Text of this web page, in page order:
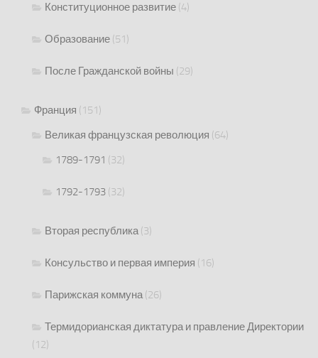
Конституционное развитие (4)
Образование (51)
После Гражданской войны (29)
Франция (151)
Великая французская революция (64)
1789-1791 (32)
1792-1793 (32)
Вторая республика(3)
Консульство и первая империя (16)
Парижская коммуна(26)
Термидорианская диктатура и правление Директории
(12)